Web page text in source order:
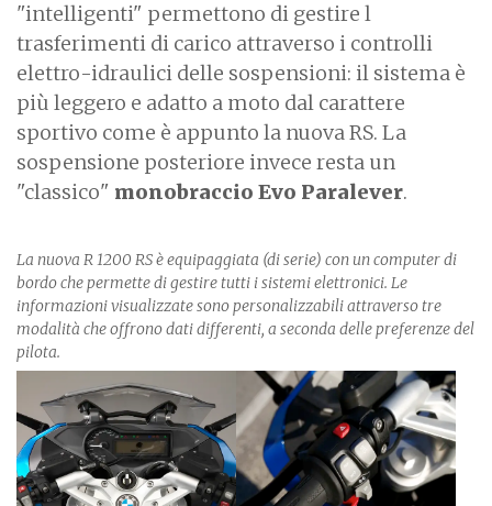
"intelligenti" permettono di gestire l
trasferimenti di carico attraverso i controlli
elettro-idraulici delle sospensioni: il sistema è
più leggero e adatto a moto dal carattere
sportivo come è appunto la nuova RS. La
sospensione posteriore invece resta un
"classico" monobraccio Evo Paralever.
La nuova R 1200 RS è equipaggiata (di serie) con un computer di
bordo che permette di gestire tutti i sistemi elettronici. Le
informazioni visualizzate sono personalizzabili attraverso tre
modalità che offrono dati differenti, a seconda delle preferenze del
pilota.